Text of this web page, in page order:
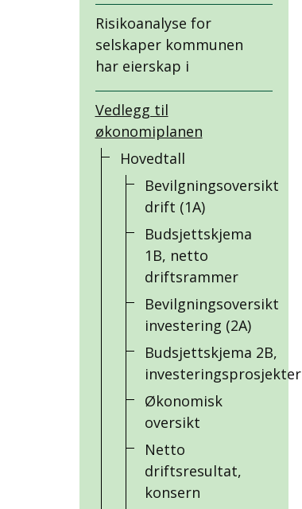
Risikoanalyse for
selskaper kommunen
har eierskap i
Vedlegg til
økonomiplanen
Hovedtall
Bevilgningsoversikt
drift (1A)
Budsjettskjema
1B, netto
driftsrammer
Bevilgningsoversikt
investering (2A)
Budsjettskjema 2B,
investeringsprosjekter
Økonomisk
oversikt
Netto
driftsresultat,
konsern